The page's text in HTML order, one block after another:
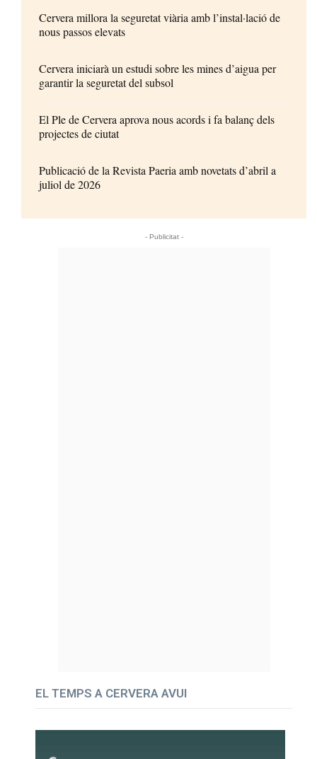
Cervera millora la seguretat viària amb l’instal·lació de
nous passos elevats
Cervera iniciarà un estudi sobre les mines d’aigua per
garantir la seguretat del subsol
El Ple de Cervera aprova nous acords i fa balanç dels
projectes de ciutat
Publicació de la Revista Paeria amb novetats d’abril a
juliol de 2026
- Publicitat -
EL TEMPS A CERVERA AVUI